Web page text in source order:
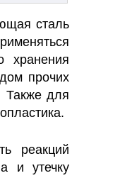
сталь
хранения
прочих
Также для
реакций
и утечку